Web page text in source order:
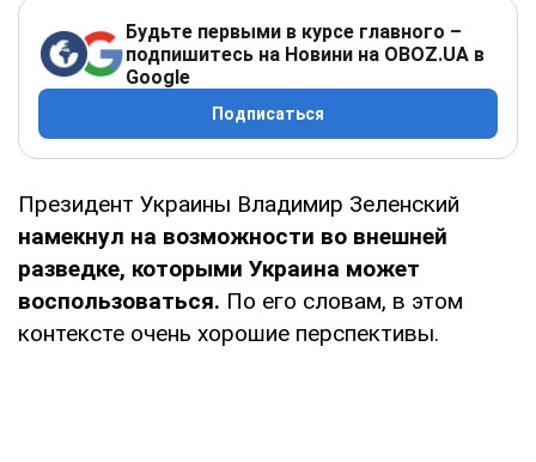
Будьте первыми в курсе главного –
подпишитесь на Новини на OBOZ.UA в
Google
Подписаться
Президент Украины Владимир Зеленский
намекнул на возможности во внешней
разведке, которыми Украина может
воспользоваться. По его словам, в этом
контексте очень хорошие перспективы.